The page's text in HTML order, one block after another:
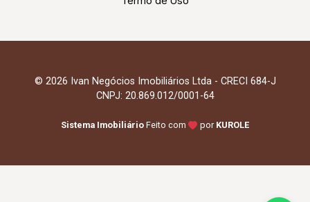
© 2026 Ivan Negócios Imobiliários Ltda - CRECI 684-J
CNPJ: 20.869.012/0001-64
Sistema Imobiliário Feito com por KUROLE